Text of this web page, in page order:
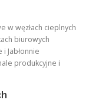
w węzłach cieplnych
biurowych
Jabłonnie
produkcyjne i